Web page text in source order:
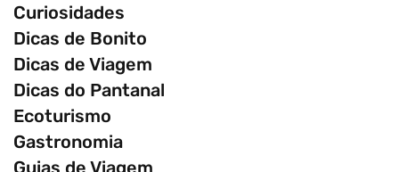
Curiosidades
Dicas de Bonito
Dicas de Viagem
Dicas do Pantanal
Ecoturismo
Gastronomia
Guias de Viagem